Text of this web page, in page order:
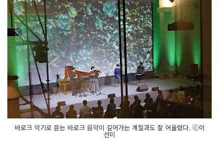
바로크 악기로 듣는 바로크 음악이 깊어가는 계절과도 잘 어울렸다. ⓒ이
선미